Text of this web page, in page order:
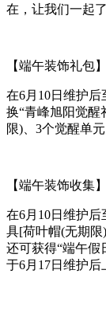
在，让我们一起
【端午装饰礼包】
在6月10日维护
换“青峰旭阳觉醒
限)、3个觉醒单元
【端午装饰收集】
在6月10日维护
具[荷叶帽(无期限
还可获得“端午假
于6月17日维护后